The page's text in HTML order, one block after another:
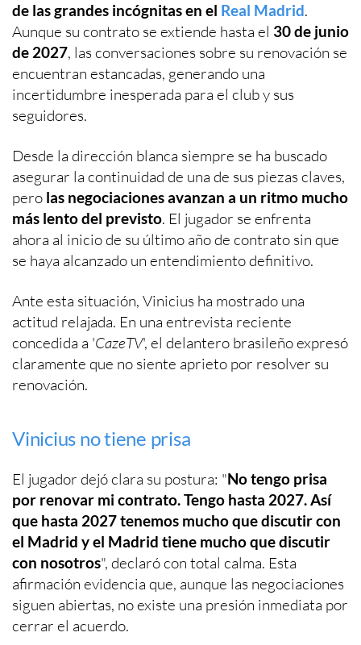
de las grandes incógnitas en el Real Madrid.
Aunque su contrato se extiende hasta el 30 de junio
de 2027, las conversaciones sobre su renovación se
encuentran estancadas, generando una
incertidumbre inesperada para el club y sus
seguidores.
Desde la dirección blanca siempre se ha buscado
asegurar la continuidad de una de sus piezas claves,
pero las negociaciones avanzan a un ritmo mucho
más lento del previsto. El jugador se enfrenta
ahora al inicio de su último año de contrato sin que
se haya alcanzado un entendimiento definitivo.
Ante esta situación, Vinicius ha mostrado una
actitud relajada. En una entrevista reciente
concedida a 'CazeTV', el delantero brasileño expresó
claramente que no siente aprieto por resolver su
renovación.
Vinicius no tiene prisa
El jugador dejó clara su postura: "No tengo prisa
por renovar mi contrato. Tengo hasta 2027. Así
que hasta 2027 tenemos mucho que discutir con
el Madrid y el Madrid tiene mucho que discutir
con nosotros", declaró con total calma. Esta
afirmación evidencia que, aunque las negociaciones
siguen abiertas, no existe una presión inmediata por
cerrar el acuerdo.